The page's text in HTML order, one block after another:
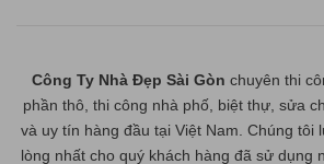
Công Ty Nhà Đẹp Sài Gòn chuyên thi
phần thô, thi công nhà phố, biệt thự, sửa
và uy tín hàng đầu tại Việt Nam. Chúng tôi
lòng nhất cho quý khách hàng đã sử dụng